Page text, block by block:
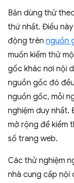
Bản dùng thử
thứ nhất. Điều
động trên nguồn
muốn kiểm thử
gốc khác nơi nội
nguồn gốc đó
nguồn gốc, mỗi
nghiệm duy nhất.
mở rộng để kiểm
số trang web.
Các thử nghiệm
nhà cung cấp nội